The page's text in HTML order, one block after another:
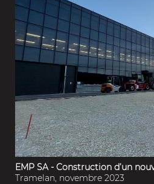
EMP SA - Construction d’un
Tramelan, novembre 2023